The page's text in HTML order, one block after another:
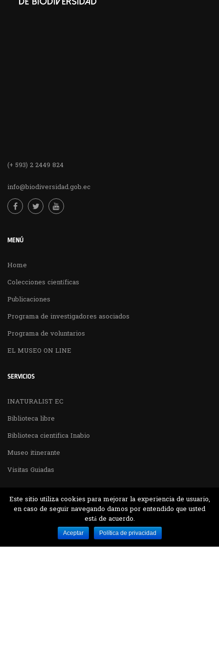
(+ 593) 2 2449 824
info@biodiversidad.gob.ec
MENÚ
Home
Colecciones científicas
Publicaciones
Programa de investigadores asociados
Programa de voluntarios
EL MUSEO ON LINE
SERVICIOS
INATURALIST EC
Biblioteca libre
Biblioteca cientifica Inabio
Museo itinerante
Visitas Guiadas
Desarrollado por MJTEC.
Este sitio utiliza cookies para mejorar la experiencia de usuario,
en caso de seguir navegando damos por entendido que usted
está de acuerdo.
Aceptar Política de privacidad